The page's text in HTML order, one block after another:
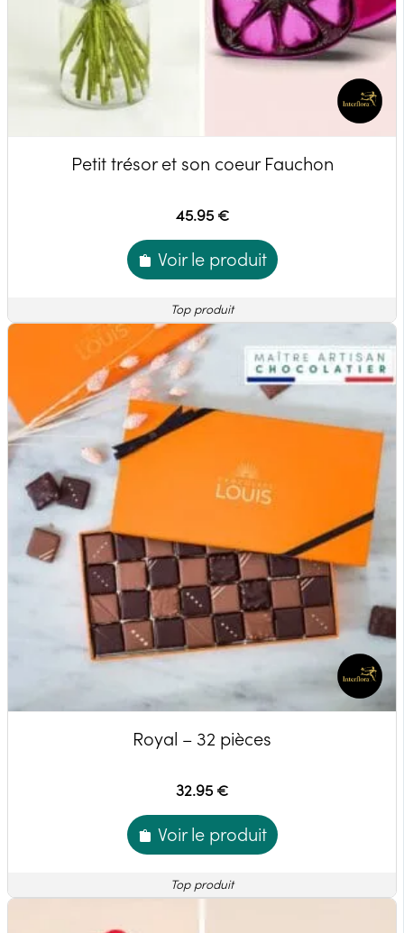
Petit trésor et son coeur Fauchon
45.95 €
Voir le produit
Top produit
Royal – 32 pièces
32.95 €
Voir le produit
Top produit